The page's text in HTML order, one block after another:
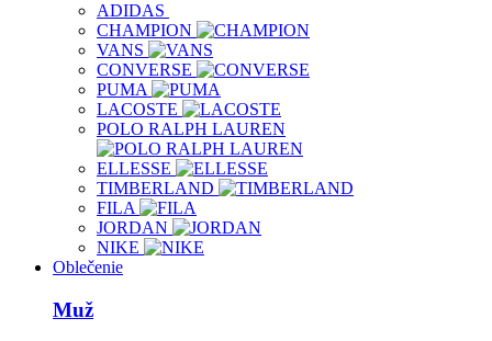
ADIDAS
CHAMPION
VANS
CONVERSE
PUMA
LACOSTE
POLO RALPH LAUREN
ELLESSE
TIMBERLAND
FILA
JORDAN
NIKE
Oblečenie
Muž